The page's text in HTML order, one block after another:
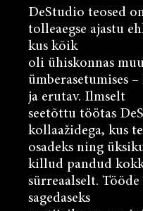
DeStudio teosed
tolleaegse ajastu
kus kõik
oli ühiskonnas
ümberasetumises
ja erutav. Ilmselt
seetõttu töötas
kollaažidega, kus
osadeks ning
killud pandud
sürreaalselt.
sagedaseks